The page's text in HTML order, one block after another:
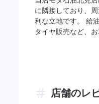
に隣接しており、
利な立地です。 給
タイヤ販売など、
店舗のレ